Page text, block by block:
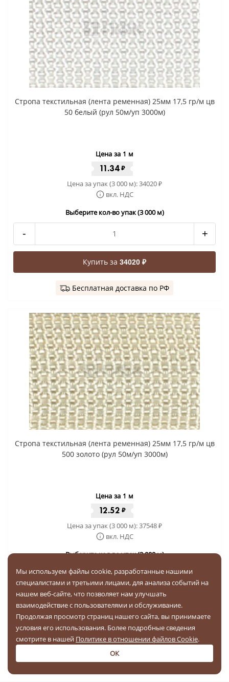
Стропа текстильная (лента ременная) 25мм 17,5 гр/м цв
50 белый (рул 50м/уп 3000м)
Цена за 1 м
11.34 ₽
Цена за упак (3 000 м):34020₽
вкл. НДС
Выберите кол-во упак (3 000 м)
- +
Купить за 34020 ₽
Бесплатная доставка по РФ
Стропа текстильная (лента ременная) 25мм 17,5 гр/м цв
500 золото (рул 50м/уп 3000м)
Цена за 1 м
12.52 ₽
Цена за упак (3 000 м):37548₽
вкл. НДС
Выберите кол-во упак (3 000 м)
-
Купить за37548 ₽
Бесплатная доставка по РФ
1 2 3
Мы используем файлы cookie, разработанные нашими
специалистами и третьими лицами, для анализа событий на
нашем веб-сайте, что позволяет нам улучшать
взаимодействие с пользователями и обслуживание.
Продолжая просмотр страниц нашего сайта, вы принимаете
условия его использования. Более подробные сведения
смотрите в нашей Политике в отношении файлов Cookie.
ОК